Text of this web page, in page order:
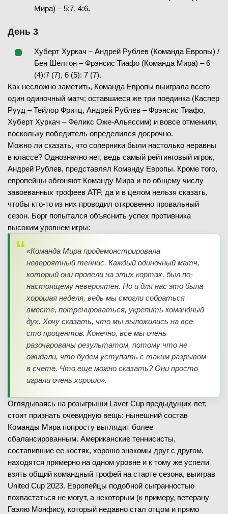
Мира) – 5:7, 4:6.
День 3
Хуберт Хуркач – Андрей Рублев (Команда Европы) /
Бен Шелтон – Фрэнсис Тиафо (Команда Мира) – 6
(4):7 (7), 6 (5): 7 (7).
Как несложно заметить, Команда Европы выиграла всего
один одиночный матч; оставшиеся же три поединка (Каспер
Рууд – Тейлор Фритц, Андрей Рублев – Фрэнсис Тиафо,
Хуберт Хуркач – Феликс Оже-Альяссим) и вовсе отменили,
поскольку победитель определился досрочно.
Можно ли сказать, что соперники были настолько неравны
в классе? Однозначно нет, ведь самый рейтинговый игрок,
Андрей Рублев, представлял Команду Европы. Кроме того,
европейцы обгоняют Команду Мира и по общему числу
завоеванных трофеев ATP, да и в целом нельзя сказать,
чтобы кто-то из них проводил откровенно провальный
сезон. Борг попытался объяснить успех противника
высоким уровнем игры:
«Команда Мира продемонстрировала
невероятный теннис. Каждый одиночный матч,
который они провели на этих кортах, был по-
настоящему невероятен. Но и для нас это была
хорошая неделя, ведь мы смогли собраться
вместе, потренироваться, укрепить командный
дух. Хочу сказать, что мы выложились на все
сто процентов. Конечно, все мы очень
разочарованы результатом, потому что не
ожидали, что будем уступать с таким разрывом
в счете. Что еще можно сказать? Они просто
играли очень хорошо».
Оглядываясь на розыгрыши Laver Cup предыдущих лет,
стоит признать очевидную вещь: нынешний состав
Команды Мира попросту выглядит более
сбалансированным. Американские теннисисты,
составившие ее костяк, хорошо знакомы друг с другом,
находятся примерно на одном уровне и к тому же успели
взять общий командный трофей на старте сезона, выиграв
United Cup 2023. Европейцы подобной сыгранностью
похвастаться не могут, а некоторым (к примеру, ветерану
Гаэлю Монфису, который недавно стал отцом и прямо